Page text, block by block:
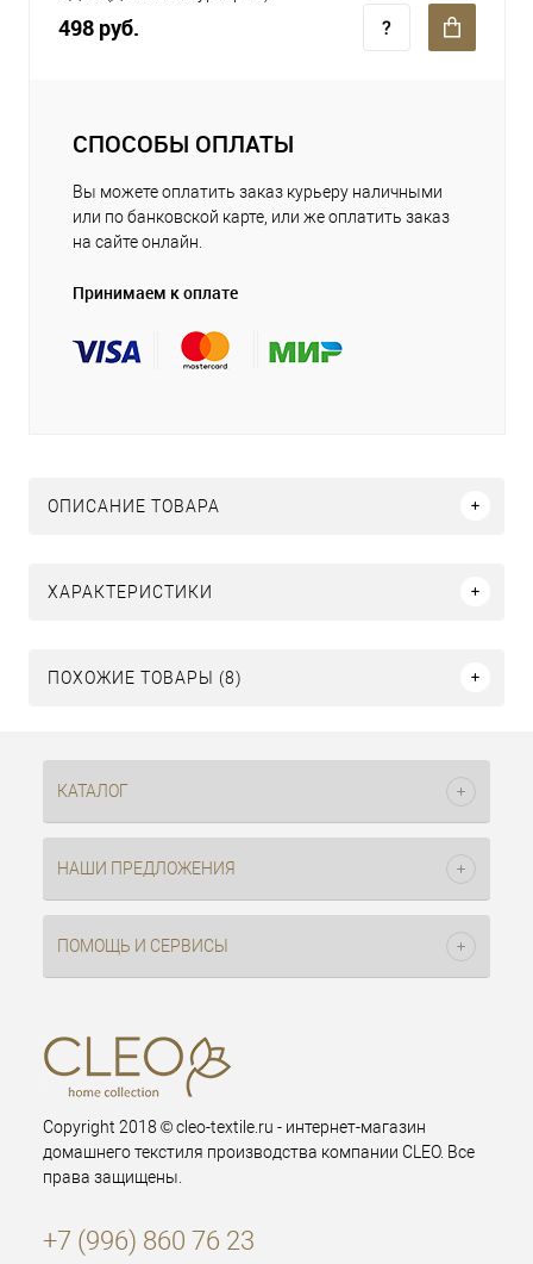
498 руб.
СПОСОБЫ ОПЛАТЫ
Вы можете оплатить заказ курьеру наличными
или по банковской карте, или же оплатить заказ
на сайте онлайн.
Принимаем к оплате
ОПИСАНИЕ ТОВАРА
ХАРАКТЕРИСТИКИ
ПОХОЖИЕ ТОВАРЫ (8)
КАТАЛОГ
НАШИ ПРЕДЛОЖЕНИЯ
ПОМОЩЬ И СЕРВИСЫ
Copyright 2018 © cleo-textile.ru - интернет-магазин
домашнего текстиля производства компании CLEO. Все
права защищены.
+7 (996) 860 76 23